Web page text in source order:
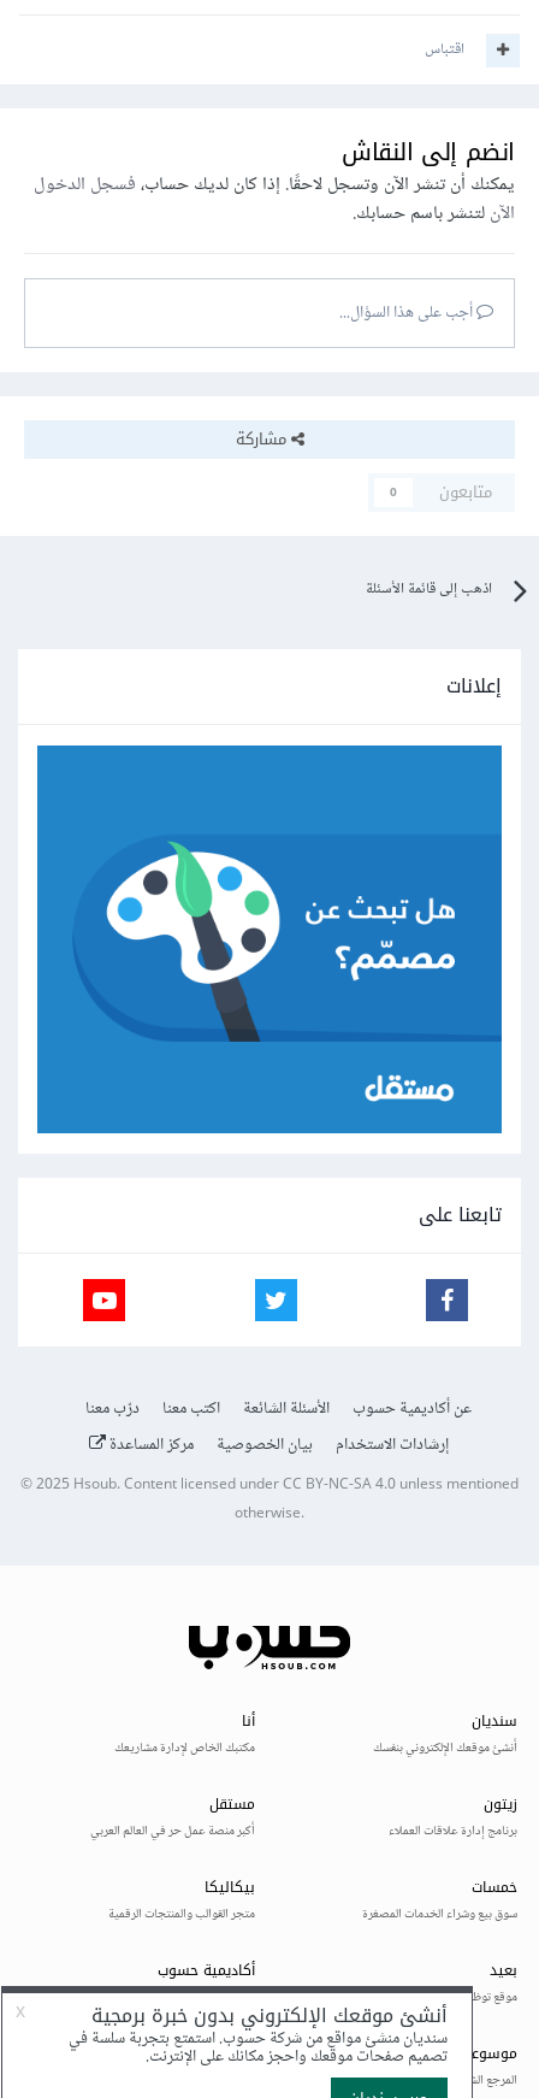
اقتباس
انضم إلى النقاش
يمكنك أن تنشر الآن وتسجل لاحقًا. إذا كان لديك حساب،فسجل الدخول
الآنلتنشر باسم حسابك.
أجب على هذا السؤال...
مشاركة
متابعون
0
اذهب إلى قائمة الأسئلة
إعلانات
تابعنا على
عن أكاديمية حسوب الأسئلة الشائعة اكتب معنا
درّب معنا
إرشادات الاستخدام
بيان الخصوصية مركز المساعدة
© 2025Hsoub.Content licensed underCC BY-NC-SA 4.0unless mentioned
otherwise.